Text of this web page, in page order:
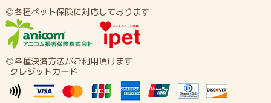
◎各種ペット保険に対応しております
◎各種決済方法がご利用頂けます